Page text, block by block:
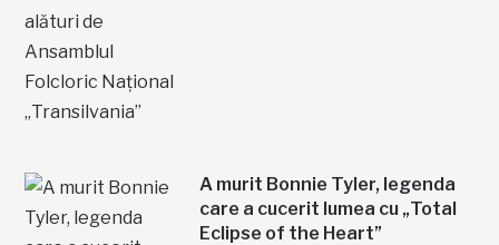
A murit Bonnie Tyler, legenda
care a cucerit lumea cu „Total
Eclipse of the Heart”